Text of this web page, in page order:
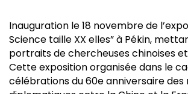
Inauguration le 18 novembre de
Science taille XX elles” à Pékin,
portraits de chercheuses chinoises
Cette exposition organisée dans le
célébrations du 60e anniversaire des